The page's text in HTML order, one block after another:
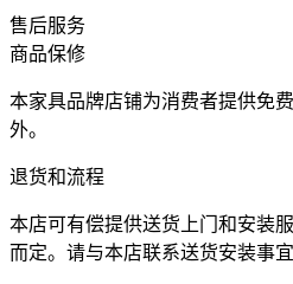
售后服务
商品保修
本家具品牌店铺为消费者提供免
外。
退货和流程
本店可有偿提供送货上门和安装
而定。请与本店联系送货安装事宜